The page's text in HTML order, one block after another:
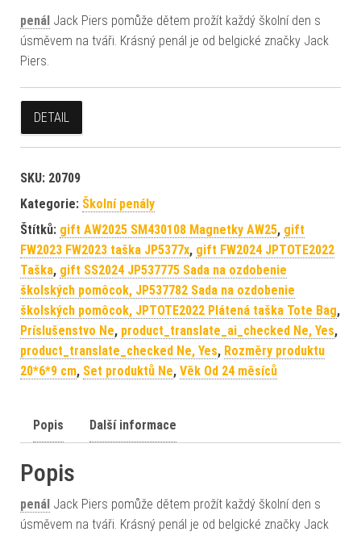
penál Jack Piers pomůže dětem prožít každý školní den s
úsměvem na tváři. Krásný penál je od belgické značky Jack
Piers.
DETAIL
SKU: 20709
Kategorie: Školní penály
Štítků: gift AW2025 SM430108 Magnetky AW25, gift
FW2023 FW2023 taška JP5377x, gift FW2024 JPTOTE2022
Taška, gift SS2024 JP537775 Sada na ozdobenie
školských pomôcok, JP537782 Sada na ozdobenie
školských pomôcok, JPTOTE2022 Plátená taška Tote Bag,
Príslušenstvo Ne, product_translate_ai_checked Ne, Yes,
product_translate_checked Ne, Yes, Rozměry produktu
20*6*9 cm, Set produktů Ne, Věk Od 24 měsíců
Popis Další informace
Popis
penál Jack Piers pomůže dětem prožít každý školní den s
úsměvem na tváři. Krásný penál je od belgické značky Jack